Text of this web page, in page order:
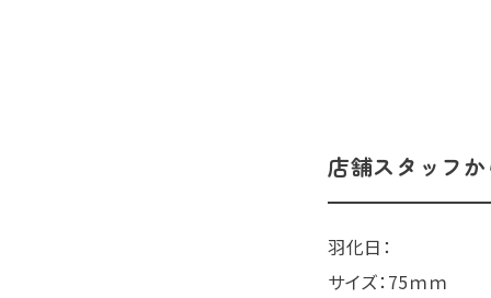
店舗スタッフか
羽化日：
サイズ：75ｍｍ